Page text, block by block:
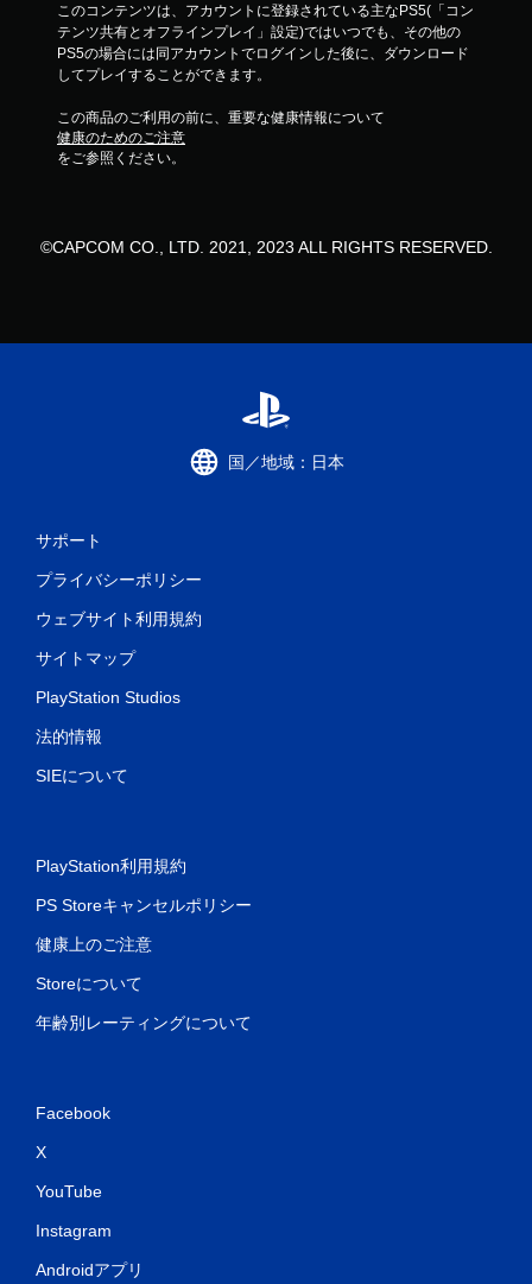
このコンテンツは、アカウントに登録されている主なPS5(「コン
テンツ共有とオフラインプレイ」設定)ではいつでも、その他の
PS5の場合には同アカウントでログインした後に、ダウンロード
してプレイすることができます。
この商品のご利用の前に、重要な健康情報について
健康のためのご注意
をご参照ください。
©CAPCOM CO., LTD. 2021, 2023 ALL RIGHTS RESERVED.
国／地域：日本
サポート
プライバシーポリシー
ウェブサイト利用規約
サイトマップ
PlayStation Studios
法的情報
SIEについて
PlayStation利用規約
PS Storeキャンセルポリシー
健康上のご注意
Storeについて
年齢別レーティングについて
Facebook
X
YouTube
Instagram
Androidアプリ